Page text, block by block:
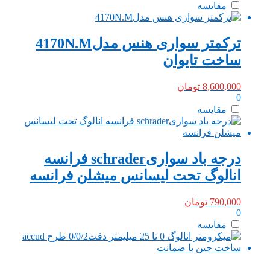
مقایسه
ترکمتر سواری هنس مدل4170N.M
ساخت تایوان
8,600,000 تومان
0
مقایسه
درجه باد سواریschrader فرانسه
انالوگ تحت لیسانس میشلن فرانسه
790,000 تومان
0
مقایسه